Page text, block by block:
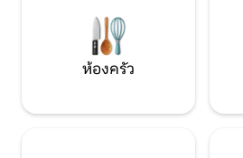
ใหญ่ Tinaja para 5 คน
ห้องครัว